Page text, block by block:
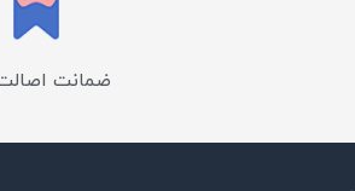
ضمانت اصالت